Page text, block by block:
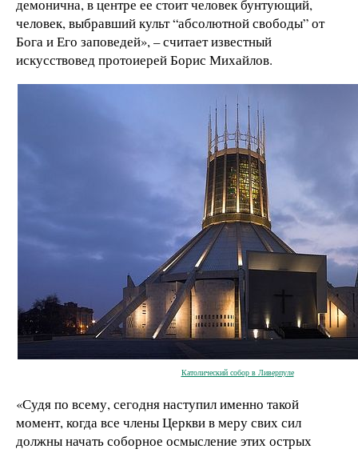
демонична, в центре ее стоит человек бунтующий,
человек, выбравший культ “абсолютной свободы” от
Бога и Его заповедей», – считает известный
искусствовед протоиерей Борис Михайлов.
Католический собор в Ливерпуле
«Судя по всему, сегодня наступил именно такой
момент, когда все члены Церкви в меру свих сил
должны начать соборное осмысление этих острых